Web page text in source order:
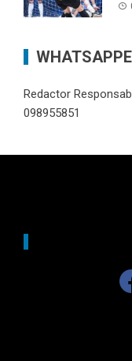
Redactor
098955851